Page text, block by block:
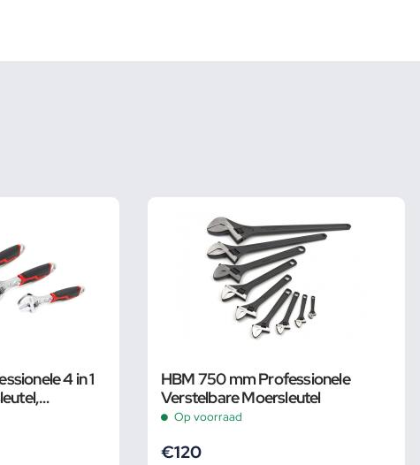
4 in 1
HBM 750 mm Professionele
Verstelbare Moersleutel
Op voorraad
€120